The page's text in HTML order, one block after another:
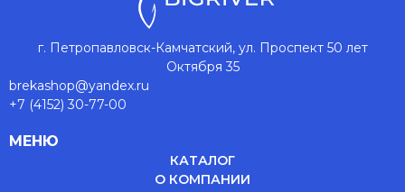
г. Петропавловск-Камчатский, ул. Проспект 50 лет
Октября 35
brekashop@yandex.ru
+7 (4152) 30-77-00
МЕНЮ
КАТАЛОГ
О КОМПАНИИ